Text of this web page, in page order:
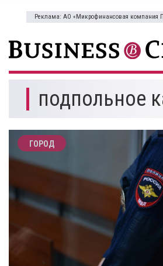
Реклама: АО «Микрофинансовая компания
подпольное
ГОРОД